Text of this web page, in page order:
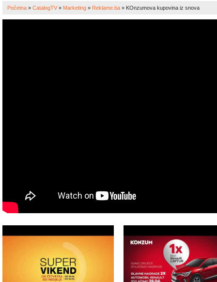
Početna » CatalogTV » Marketing » Reklame.ba » KOnzumova kupovina iz snova